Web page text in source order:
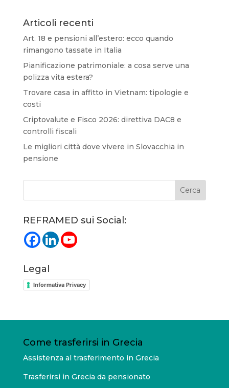
Articoli recenti
Art. 18 e pensioni all’estero: ecco quando
rimangono tassate in Italia
Pianificazione patrimoniale: a cosa serve una
polizza vita estera?
Trovare casa in affitto in Vietnam: tipologie e
costi
Criptovalute e Fisco 2026: direttiva DAC8 e
controlli fiscali
Le migliori città dove vivere in Slovacchia in
pensione
REFRAMED sui Social:
Legal
Informativa Privacy
Come trasferirsi in Grecia
Assistenza al trasferimento in Grecia
Trasferirsi in Grecia da pensionato